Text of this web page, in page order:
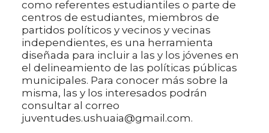
como referentes estudiantiles o parte de
centros de estudiantes, miembros de
partidos políticos y vecinos y vecinas
independientes, es una herramienta
diseñada para incluir a las y los jóvenes en
el delineamiento de las políticas públicas
municipales. Para conocer más sobre la
misma, las y los interesados podrán
consultar al correo
juventudes.ushuaia@gmail.com.